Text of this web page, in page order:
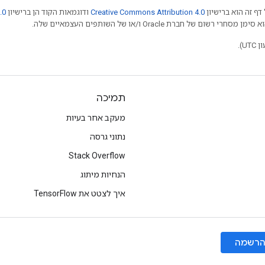
זה הוא ברישיון Creative Commons Attribution 4.0 ודוגמאות הקוד הן ברישיון
תמיכה
מעקב אחר בעיות
נתוני גרסה
Stack Overflow
הנחיות מיתוג
איך לצטט את TensorFlow
הרשמה